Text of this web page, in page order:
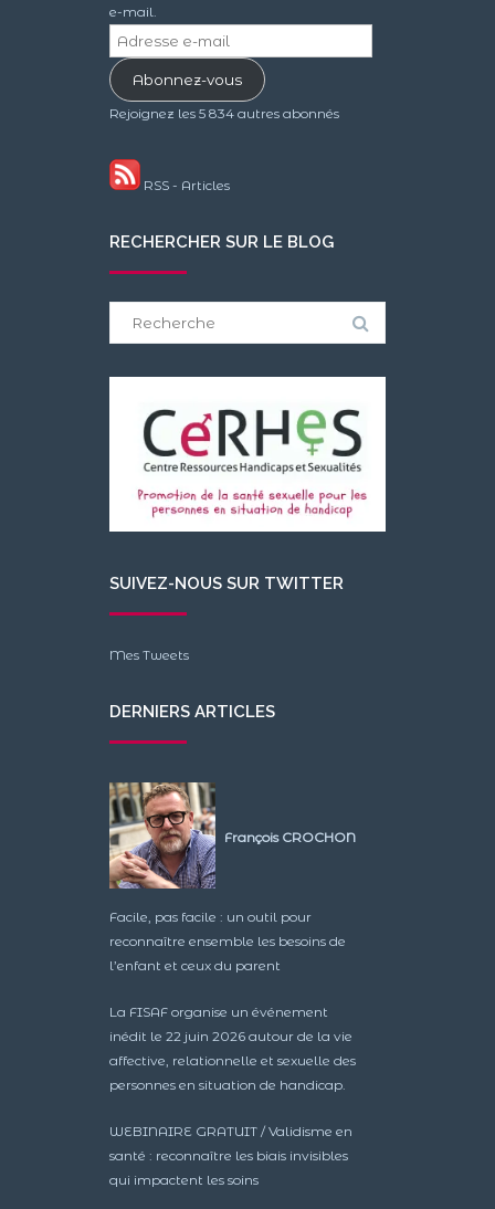
e-mail.
Adresse
e-
mailAbonnez-vous
Rejoignez les 5 834 autres abonnés
RSS - Articles
RECHERCHER SUR LE BLOG
SUIVEZ-NOUS SUR TWITTER
Mes Tweets
DERNIERS ARTICLES
François CROCHON
Facile, pas facile : un outil pour
reconnaître ensemble les besoins de
l’enfant et ceux du parent
La FISAF organise un événement
inédit le 22 juin 2026 autour de la vie
affective, relationnelle et sexuelle des
personnes en situation de handicap.
WEBINAIRE GRATUIT / Validisme en
santé : reconnaître les biais invisibles
qui impactent les soins